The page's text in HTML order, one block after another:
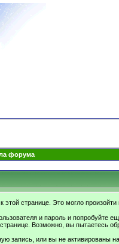
форума
странице. Это могло произойти
и пароль и попробуйте
Возможно, вы пытаетесь
запись, или вы не активированы